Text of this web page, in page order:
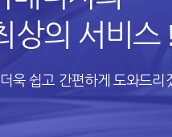
상의 서비스
욱 쉽고 간편하게 도와드리